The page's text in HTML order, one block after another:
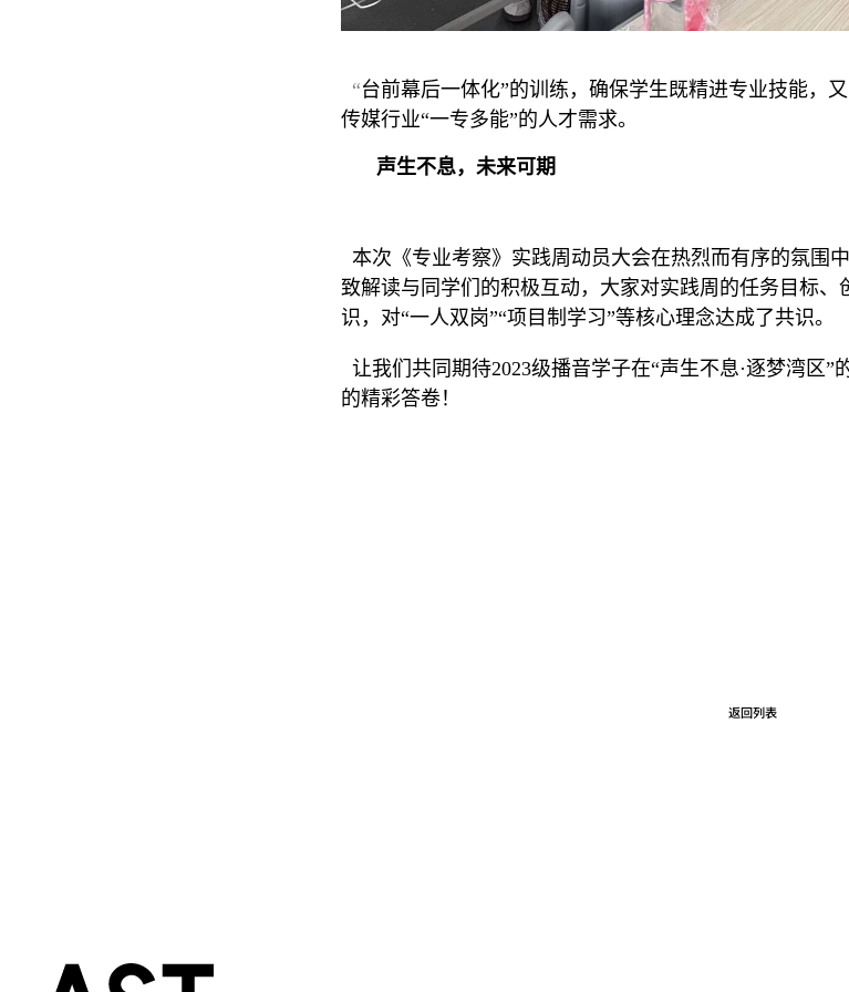
“台前幕后一体化”的训练，确保学生既精进专业技能，
传媒行业“一专多能”的人才需求。
声生不息，未来可期
本次《专业考察》实践周动员大会在热烈而有序的氛围
致解读与同学们的积极互动，大家对实践周的任务目标、
识，对“一人双岗”“项目制学习”等核心理念达成了共识。
让我们共同期待2023级播音学子在“声生不息·逐梦湾区”
的精彩答卷！
返回列表